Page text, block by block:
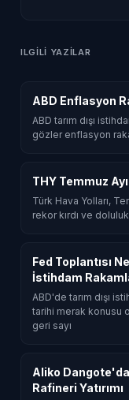
ILGILI YAZILAR
ABD Enflasyon
ABD tarım dışı
gözler enflasyon
THY Temmuz
Türk Hava Yolları,
rekor kırdı ve
Fed Toplantısı
İstihdam
ABD'de tarım dışı
tarihi merak konusu
geri sayı
Aliko
Rafineri Yatırımı